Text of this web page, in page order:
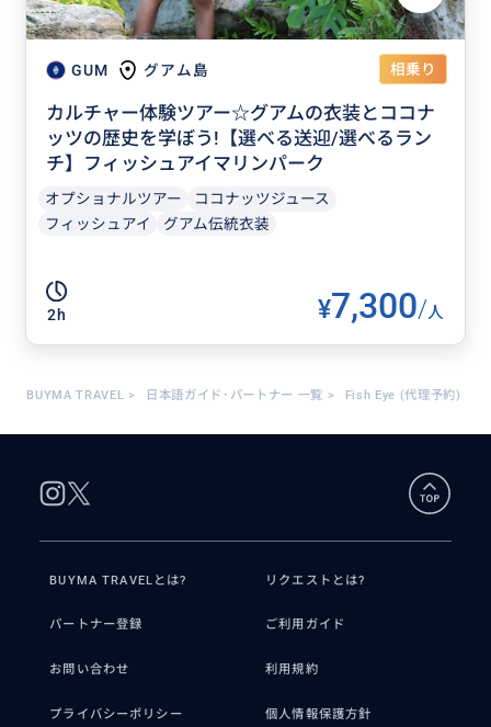
GUM グアム島 相乗り
カルチャー体験ツアー☆グアムの衣装とココナ
ッツの歴史を学ぼう!【選べる送迎/選べるラン
チ】フィッシュアイマリンパーク
オプショナルツアー
ココナッツジュース
フィッシュアイ
グアム伝統衣装
2h ¥7,300/人
BUYMA TRAVEL > 日本語ガイド･パートナー 一覧 > Fish Eye (代理予約)
BUYMA TRAVELとは? リクエストとは?
パートナー登録 ご利用ガイド
お問い合わせ 利用規約
プライバシーポリシー 個人情報保護方針